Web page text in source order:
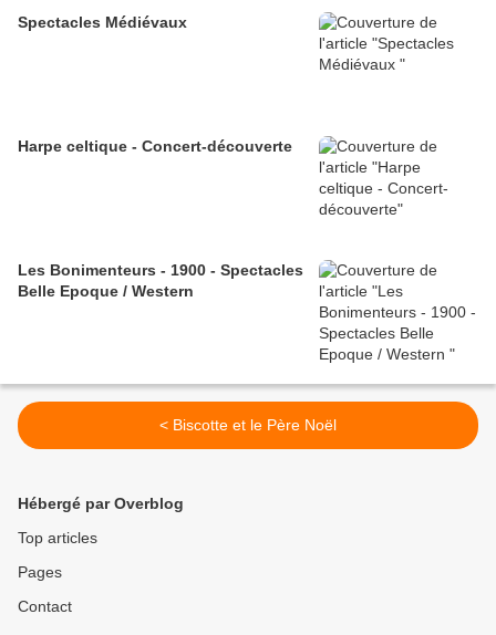
Spectacles Médiévaux
Harpe celtique - Concert-découverte
Les Bonimenteurs - 1900 - Spectacles
Belle Epoque / Western
< Biscotte et le Père Noël
Hébergé par Overblog
Top articles
Pages
Contact